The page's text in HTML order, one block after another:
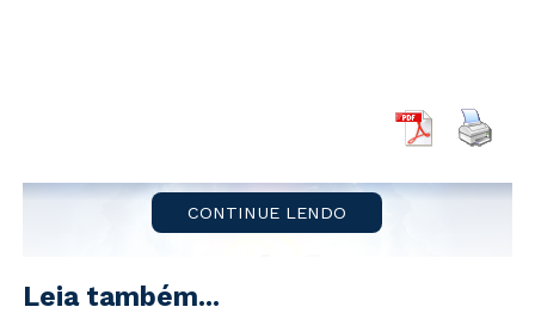
CONTINUE LENDO
Leia também...